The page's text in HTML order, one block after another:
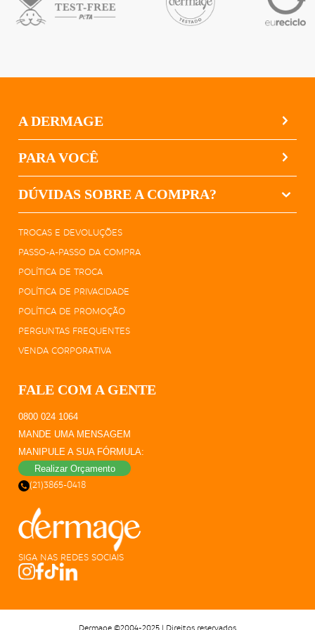
A DERMAGE
PARA VOCÊ
DÚVIDAS SOBRE A COMPRA?
TROCAS E DEVOLUÇÕES
PASSO-A-PASSO DA COMPRA
POLÍTICA DE TROCA
POLÍTICA DE PRIVACIDADE
POLÍTICA DE PROMOÇÃO
PERGUNTAS FREQUENTES
VENDA CORPORATIVA
FALE COM A GENTE
0800 024 1064
MANDE UMA MENSAGEM
MANIPULE A SUA FÓRMULA:
Realizar Orçamento
(21)3865-0418
SIGA NAS REDES SOCIAIS
Dermage ©2004-2025 | Direitos reservados